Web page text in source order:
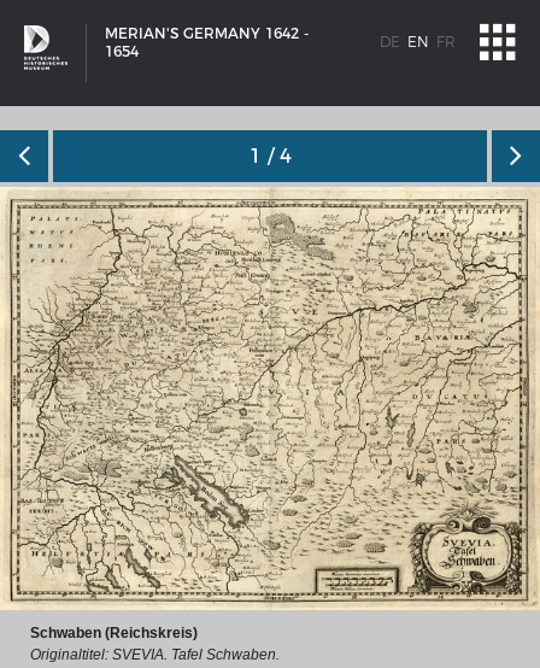
MERIAN'S GERMANY 1642 -
1654
DE EN FR
SHIP TYPES
Milestones in the history of European shipbuilding
1 / 4
Schwaben (Reichskreis)
Originaltitel: SVEVIA. Tafel Schwaben.